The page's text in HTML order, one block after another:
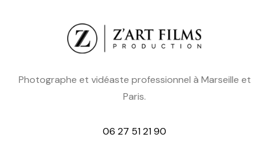
Photographe et vidéaste professionnel à Marseille et
Paris.
06 27 51 21 90